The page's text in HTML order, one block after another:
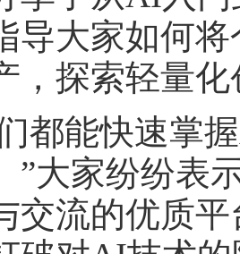
导大家如何
，探索轻量
都能快速掌
”大家纷纷表
交流的优质